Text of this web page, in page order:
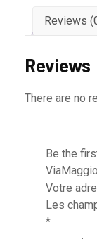
Reviews
Reviews
There are no
Be the
Votre
Les
*